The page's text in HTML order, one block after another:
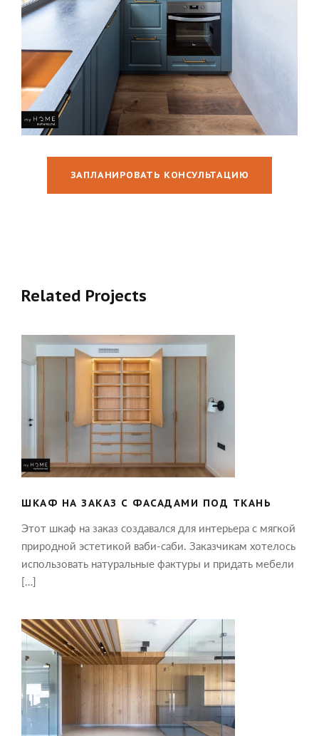
ЗАПЛАНИРОВАТЬ КОНСУЛЬТАЦИЮ
Related Projects
ШКАФ НА ЗАКАЗ С ФАСАДАМИ ПОД
ТКАНЬ
ШКАФ НА ЗАКАЗ С ФАСАДАМИ ПОД ТКАНЬ
Этот шкаф на заказ создавался для интерьера с мягкой
природной эстетикой ваби-саби. Заказчикам хотелось
использовать натуральные фактуры и придать мебели
[…]
ШПОНИРОВАННЫЕ ПАНЕЛИ В
ОФОРМЛЕНИИ РАБОЧЕГО КАБИНЕТА